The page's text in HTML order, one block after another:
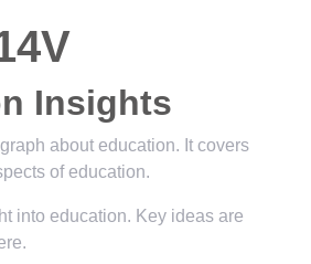
Insights
about education. It covers
of education.
into education. Key ideas are